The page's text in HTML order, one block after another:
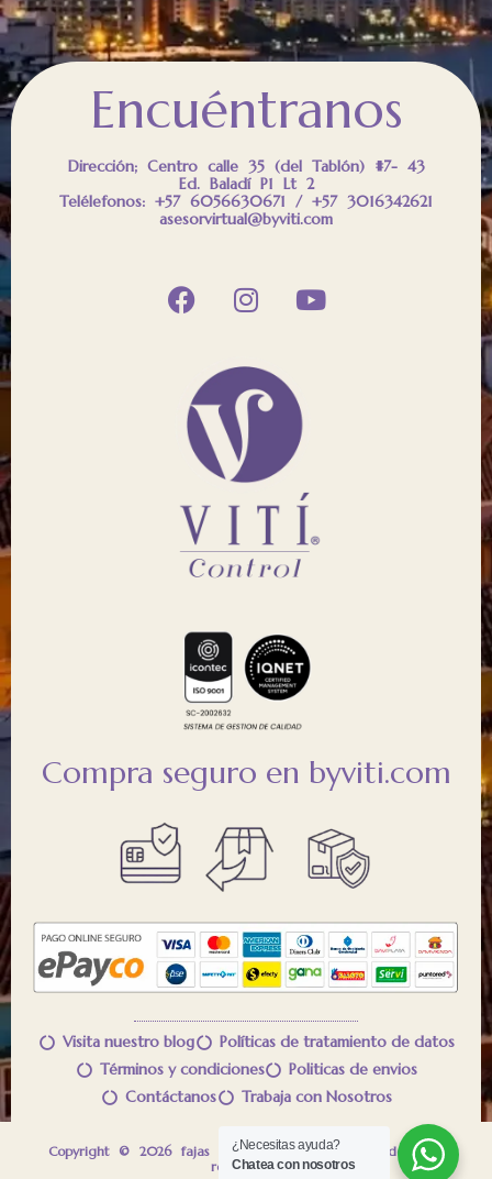
Encuéntranos
Dirección; Centro calle 35 (del Tablón) #7- 43
Ed. Baladí P1 Lt 2
Telélefonos: +57 6056630671 / +57 3016342621
asesorvirtual@byviti.com
Compra seguro en byviti.com
Visita nuestro blog
Políticas de tratamiento de datos
Términos y condiciones
Politicas de envios
Contáctanos
Trabaja con Nosotros
Copyright © 2026 fajas VITÍ™Control Todos los derechos
reservados.
¿Necesitas ayuda?
Chatea con nosotros